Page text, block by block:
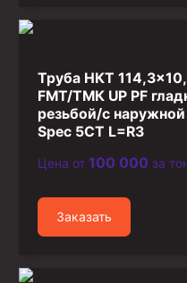
Труба НКТ
FMT/ТМК UP PF
резьбой/с
Spec 5CT L=R3
Цена от 100 000 за
Заказать